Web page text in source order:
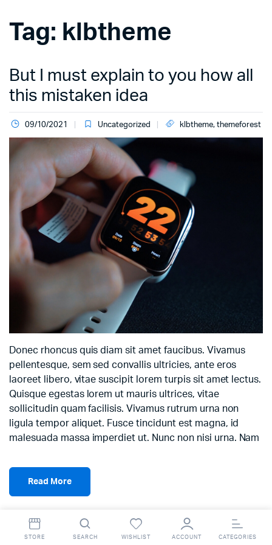
Tag: klbtheme
But I must explain to you how all
this mistaken idea
09/10/2021 Uncategorized klbtheme, themeforest
Donec rhoncus quis diam sit amet faucibus. Vivamus
pellentesque, sem sed convallis ultricies, ante eros
laoreet libero, vitae suscipit lorem turpis sit amet lectus.
Quisque egestas lorem ut mauris ultrices, vitae
sollicitudin quam facilisis. Vivamus rutrum urna non
ligula tempor aliquet. Fusce tincidunt est magna, id
malesuada massa imperdiet ut. Nunc non nisi urna. Nam
Read More
SearchSTORE SEARCH WISHLIST ACCOUNT CATEGORIES